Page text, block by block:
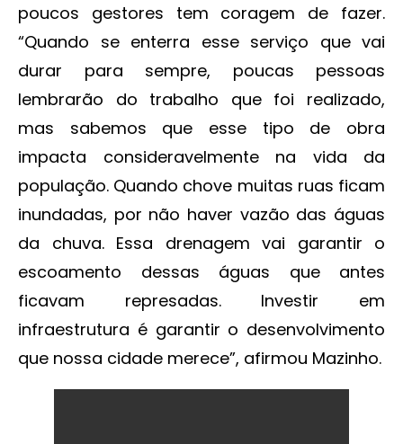
poucos gestores tem coragem de fazer.
“Quando se enterra esse serviço que vai
durar para sempre, poucas pessoas
lembrarão do trabalho que foi realizado,
mas sabemos que esse tipo de obra
impacta consideravelmente na vida da
população. Quando chove muitas ruas ficam
inundadas, por não haver vazão das águas
da chuva. Essa drenagem vai garantir o
escoamento dessas águas que antes
ficavam represadas. Investir em
infraestrutura é garantir o desenvolvimento
que nossa cidade merece”, afirmou Mazinho.